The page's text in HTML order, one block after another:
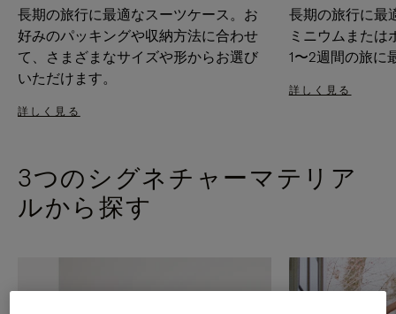
長期の旅行に最適なスーツケース。お
好みのパッキングや収納方法に合わせ
て、さまざまなサイズや形からお選び
いただけます。
詳しく見る
長期の旅行に最
ミニウムまたは
1〜2週間の旅に
詳しく見る
3つのシグネチャーマテリア
ルから探す